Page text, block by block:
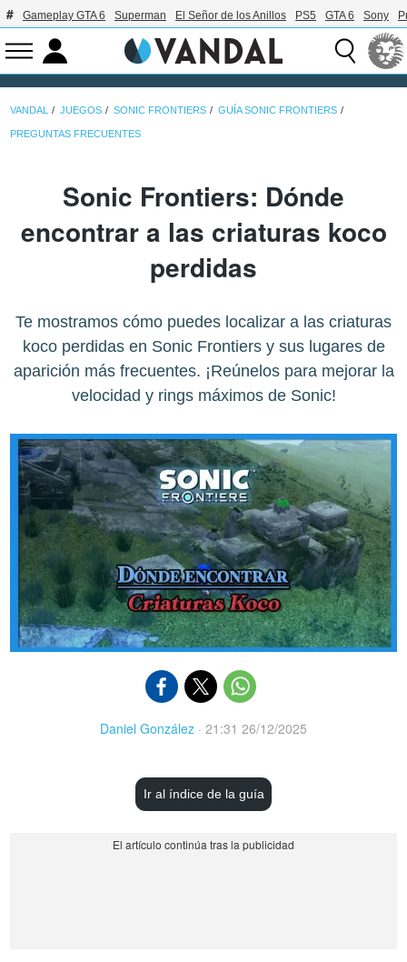
Gameplay GTA 6 Superman El Señor de los Anillos PS5 GTA 6 Sony
VANDAL JUEGOS SONIC FRONTIERS GUÍA SONIC FRONTIERS
PREGUNTAS FRECUENTES
Sonic Frontiers: Dónde
encontrar a las criaturas koco
perdidas
Te mostramos cómo puedes localizar a las criaturas
koco perdidas en Sonic Frontiers y sus lugares de
aparición más frecuentes. ¡Reúnelos para mejorar la
velocidad y rings máximos de Sonic!
Daniel González · 21:31 26/12/2025
Ir al índice de la guía